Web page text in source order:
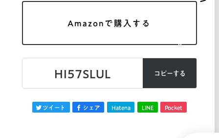
Amazonで購入する
HI57SLUL コピーする
ツイート シェア Hatena LINE Pocket